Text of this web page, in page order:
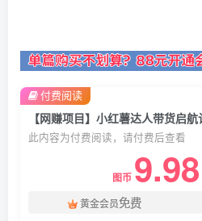
此内容为付费阅读，请付费后查看
图币 9.98
黄金会员免费
付费阅读